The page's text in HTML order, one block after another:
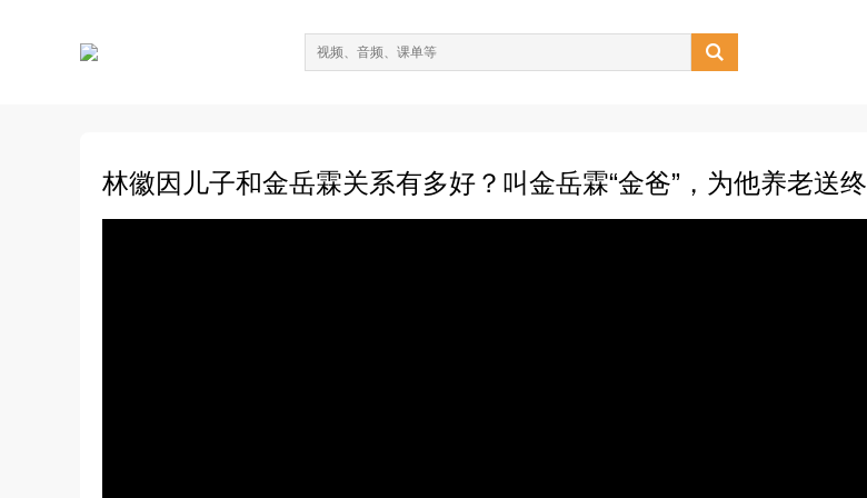

林徽因儿子和金岳霖关系有多好？叫金岳霖“金爸”，为他养老送终